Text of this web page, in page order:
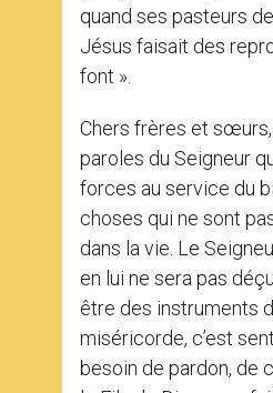
quand ses pasteurs
Jésus faisait des
font ».
Chers frères et
paroles du Seigneur
forces au service du
choses qui ne sont
dans la vie. Le
en lui ne sera pas
être des instruments
miséricorde, c’est
besoin de pardon, de